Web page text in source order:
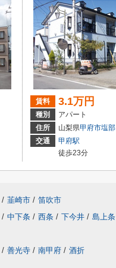
賃料 3.1万円
種別
アパート
住所
山梨県甲府市塩部
交通
甲府駅
徒歩23分
/ 韮崎市 / 笛吹市
/ 中下条 / 西条 / 下今井 / 島上条
/ 善光寺 / 南甲府 / 酒折